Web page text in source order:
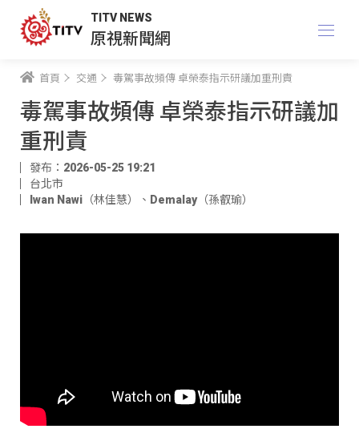
TITV NEWS
原視新聞網
首頁 交通 毒駕事故頻傳 卓榮泰指示研議加重刑責
毒駕事故頻傳 卓榮泰指示研議加
重刑責
發布：2026-05-25 19:21
台北市
Iwan Nawi（林佳慧）
、 Demalay（孫叡瑜）